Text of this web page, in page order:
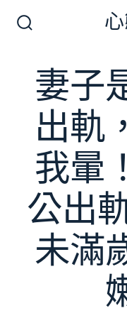
切
換
開妻子
出軌
我暈
公出
未滿